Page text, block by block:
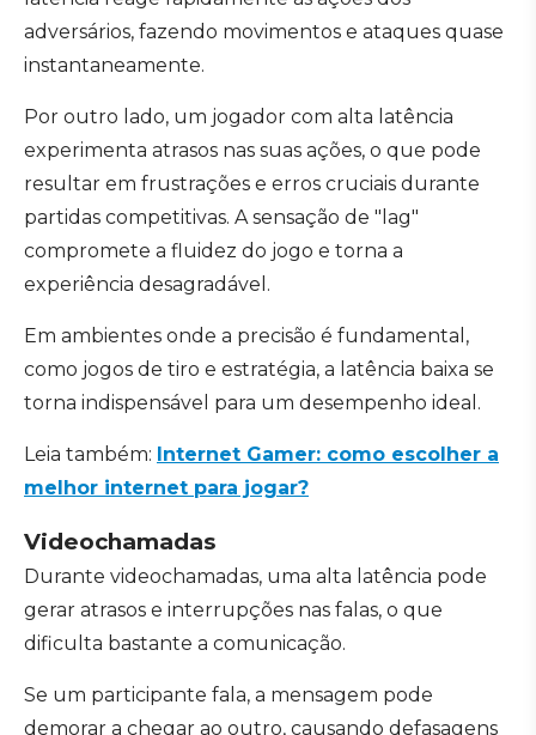
adversários, fazendo movimentos e ataques quase
instantaneamente.
Por outro lado, um jogador com alta latência
experimenta atrasos nas suas ações, o que pode
resultar em frustrações e erros cruciais durante
partidas competitivas. A sensação de "lag"
compromete a fluidez do jogo e torna a
experiência desagradável.
Em ambientes onde a precisão é fundamental,
como jogos de tiro e estratégia, a latência baixa se
torna indispensável para um desempenho ideal.
Leia também: Internet Gamer: como escolher a
melhor internet para jogar?
Videochamadas
Durante videochamadas, uma alta latência pode
gerar atrasos e interrupções nas falas, o que
dificulta bastante a comunicação.
Se um participante fala, a mensagem pode
demorar a chegar ao outro, causando defasagens